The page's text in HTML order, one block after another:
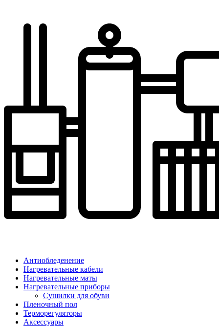
Антиобледенение
Нагревательные кабели
Нагревательные маты
Нагревательные приборы
Сушилки для обуви
Пленочный пол
Терморегуляторы
Аксессуары